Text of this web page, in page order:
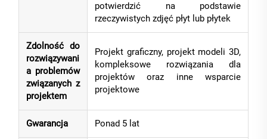
potwierdzić na podstawie
rzeczywistych zdjęć płyt lub płytek
Zdolność do
rozwiązywani
a problemów
związanych z
projektem
Projekt graficzny, projekt modeli 3D,
kompleksowe rozwiązania dla
projektów oraz inne wsparcie
projektowe
Gwarancja Ponad 5 lat